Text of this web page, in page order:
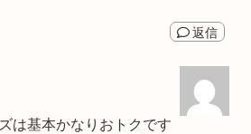
返信
は基本かなりおトクです